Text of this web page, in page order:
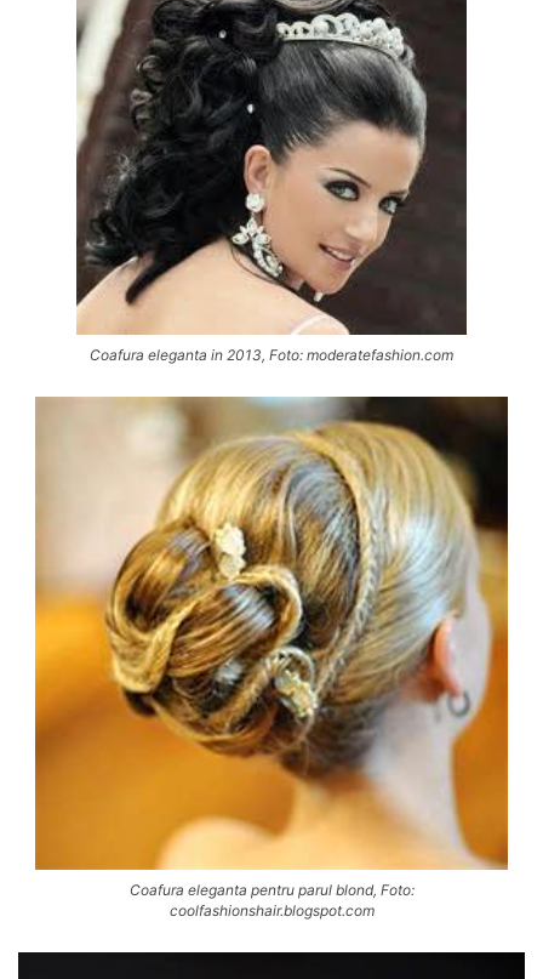
Coafura eleganta in 2013, Foto: moderatefashion.com
Coafura eleganta pentru parul blond, Foto:
coolfashionshair.blogspot.com